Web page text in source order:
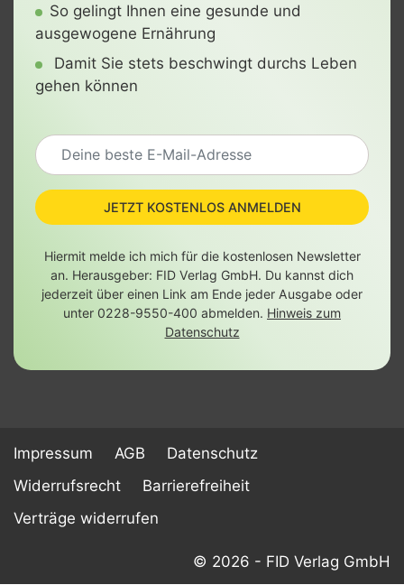
So gelingt Ihnen eine gesunde und
ausgewogene Ernährung
Damit Sie stets beschwingt durchs Leben
gehen können
JETZT KOSTENLOS ANMELDEN
Hiermit melde ich mich für die kostenlosen Newsletter
an. Herausgeber: FID Verlag GmbH. Du kannst dich
jederzeit über einen Link am Ende jeder Ausgabe oder
unter 0228-9550-400 abmelden. Hinweis zum
Datenschutz
Impressum AGB
Datenschutz
Widerrufsrecht
Barrierefreiheit
Verträge widerrufen
© 2026 - FID Verlag GmbH